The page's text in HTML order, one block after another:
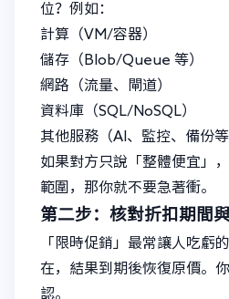
位？例如：
計算（VM/容器）
儲存（Blob/Queue 等）
網路（流量、閘道）
資料庫（SQL/NoSQL）
其他服務（AI、監控、備份等
如果對方只說「整體便宜」
範圍，那你就不要急著衝。
第二步：核對折扣期間
「限時促銷」最常讓人吃虧
在，結果到期後恢復原價。
認。